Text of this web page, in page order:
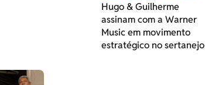
Hugo & Guilherme
assinam com a Warner
Music em movimento
estratégico no sertanejo